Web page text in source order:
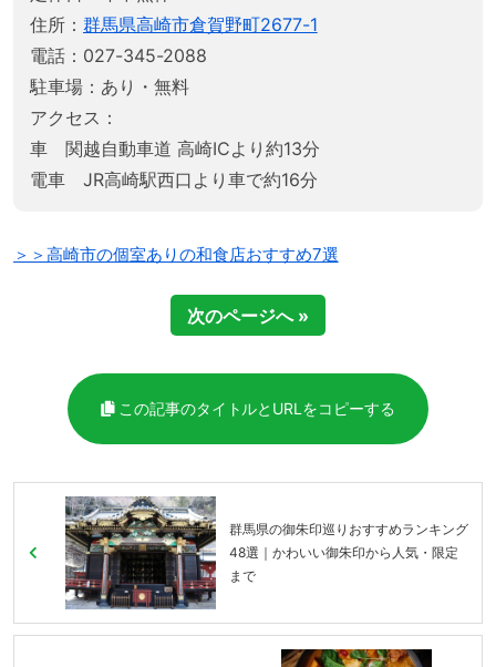
住所： 群馬県高崎市倉賀野町2677-1
電話：027-345-2088
駐車場：あり・無料
アクセス：
車 関越自動車道 高崎ICより約13分
電車 JR高崎駅西口より車で約16分
＞＞高崎市の個室ありの和食店おすすめ7選
次のページへ »
この記事のタイトルとURLをコピーする
群馬県の御朱印巡りおすすめランキング
48選｜かわいい御朱印から人気・限定
まで